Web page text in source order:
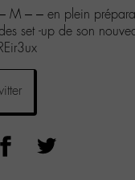
M – – en plein
set -up de son